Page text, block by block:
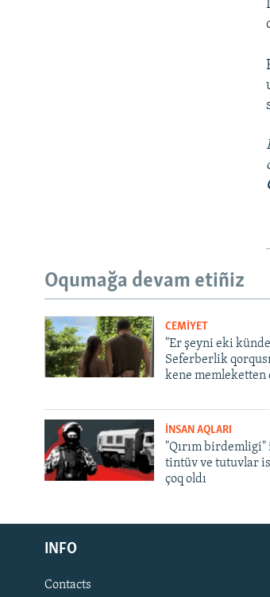
Русский
Українською
QOŞULIÑIZ!
Oqumağa devam etiñiz
CEMİYET
"Er şeyni eki
Seferberlik
kene memleketten
İNSAN AQLARI
"Qırım birdemligi"
tintüv ve tutuvlar
çoq oldı
INFO
Contacts